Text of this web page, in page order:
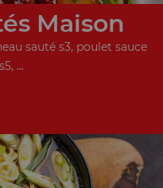
Maison
sauté s3, poulet sauce
...